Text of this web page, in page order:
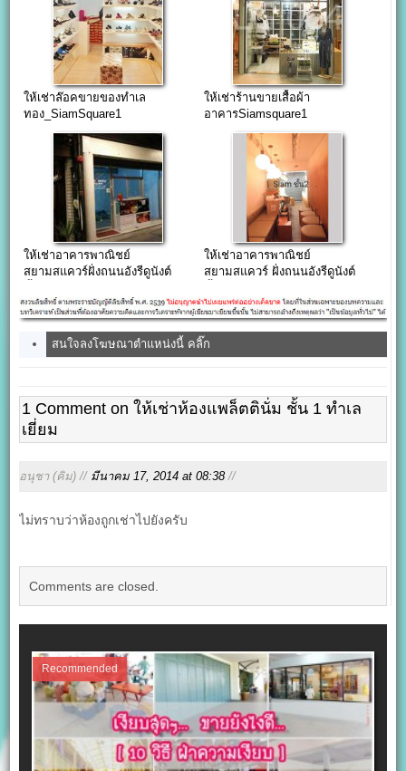
ให้เช่าล๊อคขายของทำเล
ทอง_SiamSquare1
ให้เช่าร้านขายเสื้อผ้า
อาคารSiamsquare1
ให้เช่าอาคารพาณิชย์
สยามสแควร์ฝั่งถนนอังรีดูนังต์
ให้เช่าอาคารพาณิชย์
สยามสแควร์ ฝั่งถนนอังรีดูนังต์
สนใจลงโฆษณาตำแหน่งนี้ คลิ๊ก
1 Comment on ให้เช่าห้องแพล็ตตินั่ม ชั้น 1 ทำเล
เยี่ยม
อนุชา (คิม) // มีนาคม 17, 2014 at 08:38 //
ไม่ทราบว่าห้องถูกเช่าไปยังครับ
Comments are closed.
Recommended